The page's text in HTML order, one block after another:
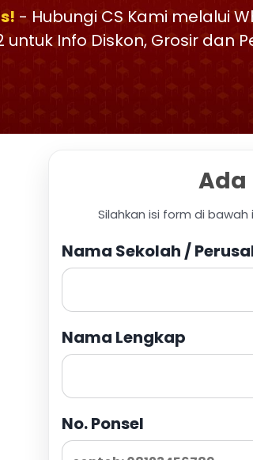
- Hubungi CS Kami melalui
untuk Info Diskon, Grosir dan
Ada
Silahkan isi form di
Nama Sekolah /
Nama Lengkap
No. Ponsel